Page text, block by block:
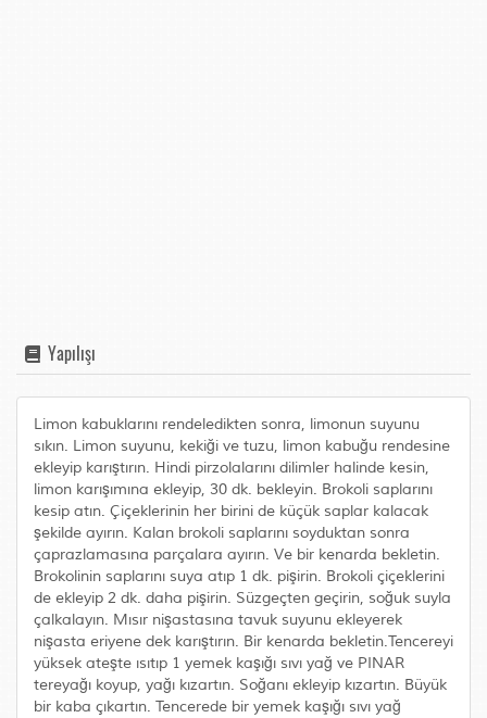
Yapılışı
Limon kabuklarını rendeledikten sonra, limonun suyunu
sıkın. Limon suyunu, kekiği ve tuzu, limon kabuğu rendesine
ekleyip karıştırın. Hindi pirzolalarını dilimler halinde kesin,
limon karışımına ekleyip, 30 dk. bekleyin. Brokoli saplarını
kesip atın. Çiçeklerinin her birini de küçük saplar kalacak
şekilde ayırın. Kalan brokoli saplarını soyduktan sonra
çaprazlamasına parçalara ayırın. Ve bir kenarda bekletin.
Brokolinin saplarını suya atıp 1 dk. pişirin. Brokoli çiçeklerini
de ekleyip 2 dk. daha pişirin. Süzgeçten geçirin, soğuk suyla
çalkalayın. Mısır nişastasına tavuk suyunu ekleyerek
nişasta eriyene dek karıştırın. Bir kenarda bekletin.Tencereyi
yüksek ateşte ısıtıp 1 yemek kaşığı sıvı yağ ve PINAR
tereyağı koyup, yağı kızartın. Soğanı ekleyip kızartın. Büyük
bir kaba çıkartın. Tencerede bir yemek kaşığı sıvı yağ